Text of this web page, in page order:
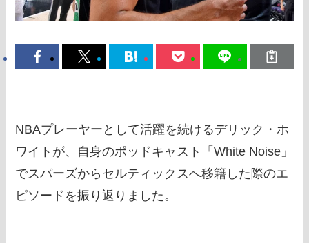
NBAプレーヤーとして活躍を続けるデリック・ホ
ワイトが、自身のポッドキャスト「White Noise」
でスパーズからセルティックスへ移籍した際のエ
ピソードを振り返りました。